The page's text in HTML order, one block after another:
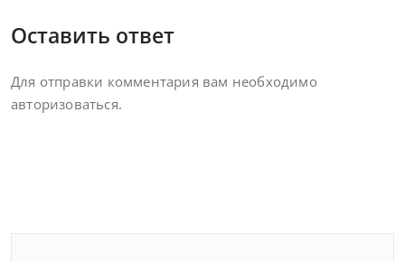
Оставить ответ
Для отправки комментария вам необходимо
авторизоваться.